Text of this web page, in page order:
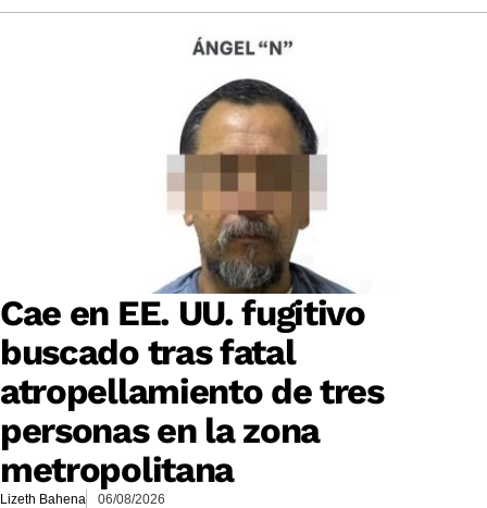
Cae en EE. UU. fugitivo
buscado tras fatal
atropellamiento de tres
personas en la zona
metropolitana
Lizeth Bahena 06/08/2026